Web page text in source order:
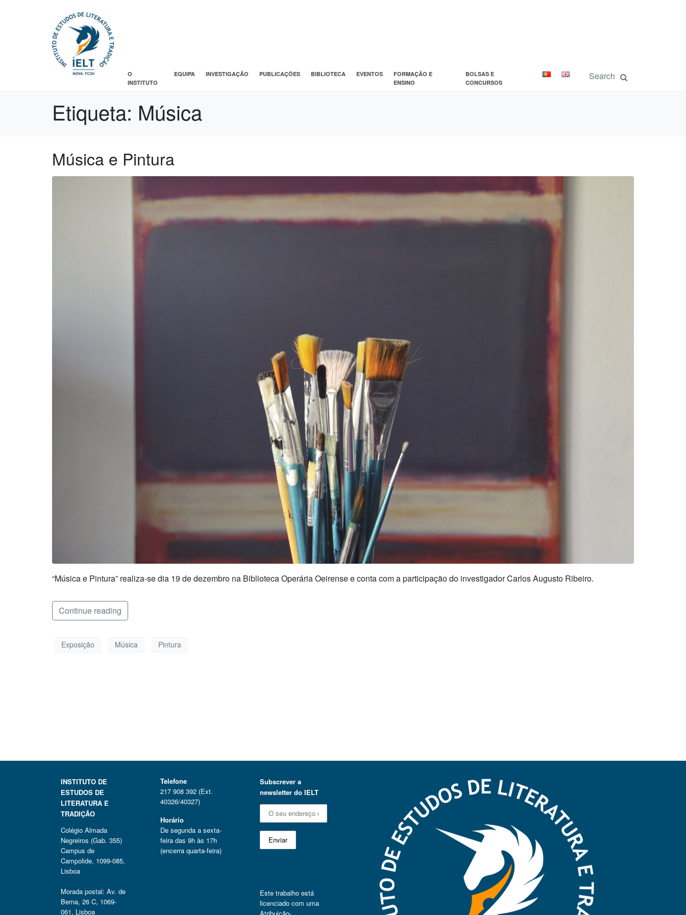
O
INSTITUTO
EQUIPA INVESTIGAÇÃO PUBLICAÇÕES BIBLIOTECA EVENTOS
FORMAÇÃO E
ENSINO
BOLSAS E
CONCURSOS
Etiqueta: Música
Música e Pintura
“Música e Pintura” realiza-se dia 19 de dezembro na Biblioteca Operária Oeirense e conta com a participação do investigador Carlos Augusto Ribeiro.
Continue reading
Exposição Música Pintura
INSTITUTO DE
ESTUDOS DE
LITERATURA E
TRADIÇÃO
Colégio Almada
Negreiros (Gab. 355)
Campus de
Campolide, 1099-085,
Lisboa
Morada postal: Av. de
Berna, 26 C, 1069-
061, Lisboa
Telefone
217 908 392 (Ext.
40326/40327)
Horário
De segunda a sexta-
feira das 9h às 17h
(encerra quarta-feira)
Subscrever a
newsletter do IELT
Este trabalho está
licenciado com uma